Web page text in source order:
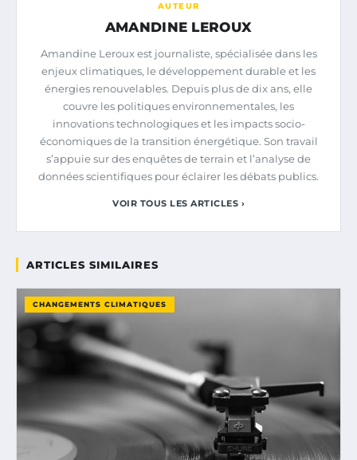
AUTEUR
AMANDINE LEROUX
Amandine Leroux est journaliste, spécialisée dans les
enjeux climatiques, le développement durable et les
énergies renouvelables. Depuis plus de dix ans, elle
couvre les politiques environnementales, les
innovations technologiques et les impacts socio-
économiques de la transition énergétique. Son travail
s’appuie sur des enquêtes de terrain et l’analyse de
données scientifiques pour éclairer les débats publics.
VOIR TOUS LES ARTICLES ›
ARTICLES SIMILAIRES
CHANGEMENTS CLIMATIQUES